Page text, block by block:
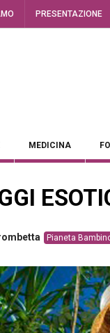
PRESENTAZIONE
MEDICINA
Pianeta